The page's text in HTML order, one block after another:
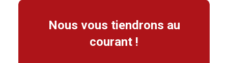
Nous vous tiendrons au
courant !